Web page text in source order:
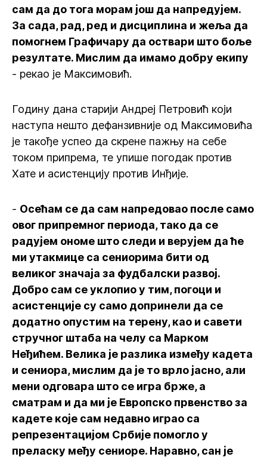
сам да до тога морам још да напредујем.
За сада, рад, ред и дисциплина и жеља да
помогнем Графичару да оствари што боље
резултате. Мислим да имамо добру екипу
- рекао је Максимовић.
Годину дана старији Андреј Петровић који
наступа нешто дефанзивније од Максимовића
је такође успео да скрене пажњу на себе
током припрема, те упише погодак против
Хате и асистенцију против Инђије.
- Осећам се да сам напредовао после само
овог припремног периода, тако да се
радујем ономе што следи и верујем да ће
ми утакмице са сениорима бити од
великог значаја за фудбалски развој.
Добро сам се уклопио у тим, погоци и
асистенције су само допринели да се
додатно опустим на терену, као и савети
стручног штаба на челу са Марком
Неђићем. Велика је разлика између кадета
и сениора, мислим да је то врло јасно, али
мени одговара што се игра брже, а
сматрам и да ми је Европско првенство за
кадете које сам недавно играо са
репрезентацијом Србије помогло у
преласку међу сениоре. Наравно, сан је